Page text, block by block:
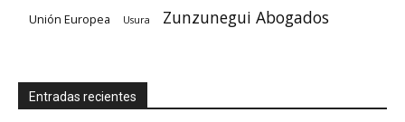
Unión Europea Usura Zunzunegui Abogados
Entradas recientes